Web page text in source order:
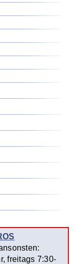
freitags 7:30-